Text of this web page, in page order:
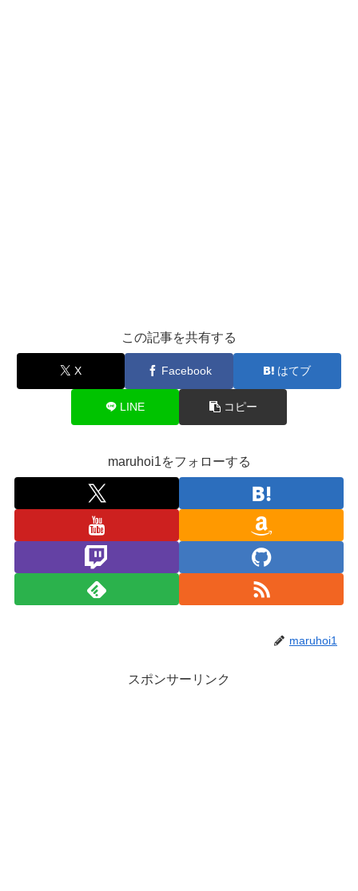
この記事を共有する
X Facebook はてブ
LINE コピー
maruhoi1をフォローする
maruhoi1
スポンサーリンク